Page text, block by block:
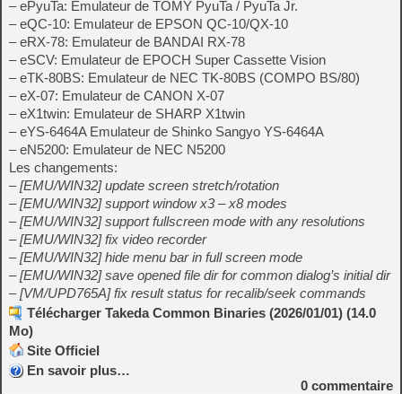
– ePyuTa: Emulateur de TOMY PyuTa / PyuTa Jr.
– eQC-10: Emulateur de EPSON QC-10/QX-10
– eRX-78: Emulateur de BANDAI RX-78
– eSCV: Emulateur de EPOCH Super Cassette Vision
– eTK-80BS: Emulateur de NEC TK-80BS (COMPO BS/80)
– eX-07: Emulateur de CANON X-07
– eX1twin: Emulateur de SHARP X1twin
– eYS-6464A Emulateur de Shinko Sangyo YS-6464A
– eN5200: Emulateur de NEC N5200
Les changements:
– [EMU/WIN32] update screen stretch/rotation
– [EMU/WIN32] support window x3 – x8 modes
– [EMU/WIN32] support fullscreen mode with any resolutions
– [EMU/WIN32] fix video recorder
– [EMU/WIN32] hide menu bar in full screen mode
– [EMU/WIN32] save opened file dir for common dialog’s initial dir
– [VM/UPD765A] fix result status for recalib/seek commands
Télécharger Takeda Common Binaries (2026/01/01) (14.0
Mo)
Site Officiel
En savoir plus…
0 commentaire